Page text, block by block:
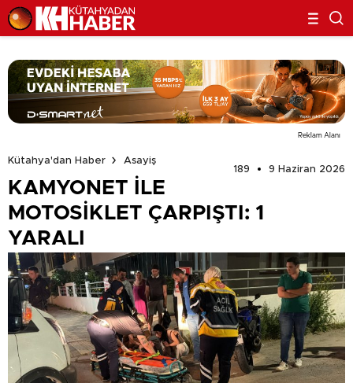
Reklam Alanı
Kütahya'dan Haber
Asayiş
189
9 Haziran 2026
KAMYONET İLE
MOTOSİKLET ÇARPIŞTI: 1
YARALI